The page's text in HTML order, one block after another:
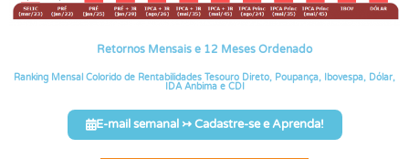
Retornos Mensais e 12 Meses Ordenado
Ranking Mensal Colorido de Rentabilidades Tesouro Direto, Poupança, Ibovespa, Dólar,
IDA Anbima e CDI
E-mail semanal ↣ Cadastre-se e Aprenda!